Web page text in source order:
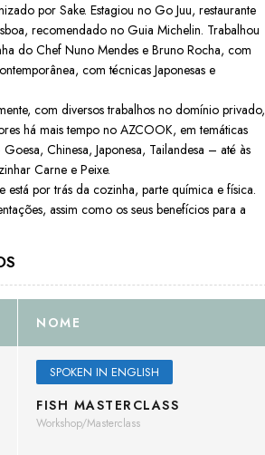
por Sake. Estagiou no Go Juu, restaurante
recomendado no Guia Michelin. Trabalhou
do Chef Nuno Mendes e Bruno Rocha, com
com técnicas Japonesas e
com diversos trabalhos no domínio privado,
há mais tempo no AZCOOK, em temáticas
Chinesa, Japonesa, Tailandesa – até às
Carne e Peixe.
por trás da cozinha, parte química e física.
assim como os seus benefícios para a
NOME
SPOKEN IN ENGLISH
FISH MASTERCLASS
Workshop/Masterclass